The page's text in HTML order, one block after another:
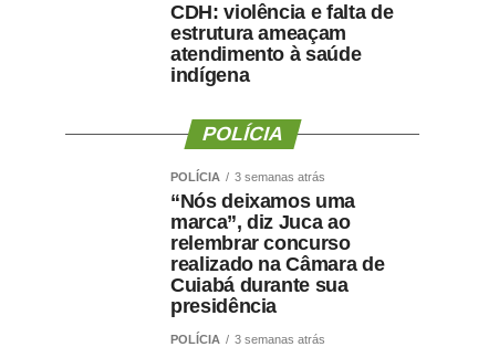
CDH: violência e falta de
estrutura ameaçam
atendimento à saúde
indígena
POLÍCIA
POLÍCIA 3 semanas atrás
“Nós deixamos uma
marca”, diz Juca ao
relembrar concurso
realizado na Câmara de
Cuiabá durante sua
presidência
POLÍCIA 3 semanas atrás